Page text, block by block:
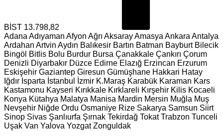
BİST 13.798,82
Adana Adıyaman Afyon Ağrı AksarayAmasya Ankara Antalya
Ardahan Artvin Aydın Balıkesir Bartın Batman Bayburt Bilecik
Bingöl Bitlis Bolu Burdur Bursa Çanakkale Çankırı Çorum
Denizli Diyarbakır Düzce Edirne Elazığ Erzincan Erzurum
Eskişehir Gaziantep Giresun Gümüşhane Hakkari Hatay
Iğdır Isparta İstanbul İzmir K.Maraş Karabük Karaman Kars
Kastamonu Kayseri Kırıkkale Kırklareli Kırşehir Kilis Kocaeli
Konya Kütahya Malatya Manisa Mardin Mersin Muğla Muş
Nevşehir Niğde Ordu Osmaniye Rize Sakarya Samsun Siirt
Sinop Sivas Şanlıurfa Şırnak Tekirdağ Tokat Trabzon Tunceli
Uşak Van Yalova Yozgat Zonguldak